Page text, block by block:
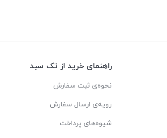
راهنمای خرید از تک سبد
نحوه‌ی ثبت سفارش
رویه‌ی ارسال سفارش
شیوه‌های پرداخت